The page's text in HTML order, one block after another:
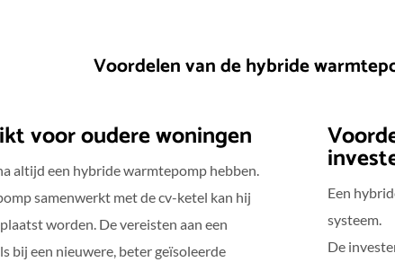
Voordelen van de hybride
voor oudere woningen
altijd een hybride warmtepomp hebben.
samenwerkt met de cv-ketel kan hij
worden. De vereisten aan een
bij een nieuwere, beter geïsoleerde
Een
systeem.
De